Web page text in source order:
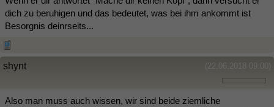
dich zu beruhigen und das bedeutet, was bei ihm ankommt ist
Besorgnis deinrseits...
(22.06.2018 09:00)
shynt
Also man muss auch wissen, wir sind beide ziemliche